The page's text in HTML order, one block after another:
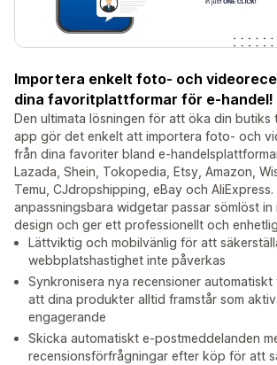
Importera enkelt foto- och
dina favoritplattformar för e-handel!
Den ultimata lösningen för att öka din butiks
app gör det enkelt att importera foto- och
från dina favoriter bland e-
Lazada, Shein, Tokopedia, Etsy, Amazon,
Temu, CJdropshipping, eBay och AliExpress.
anpassningsbara widgetar passar sömlöst in
design och ger ett professionellt och
Lättviktig och mobilvänlig för att
webbplatshastighet inte påverkas
Synkronisera nya recensioner
att dina produkter alltid framstår som
engagerande
Skicka automatiskt e-postmeddelanden
recensionsförfrågningar efter köp för att